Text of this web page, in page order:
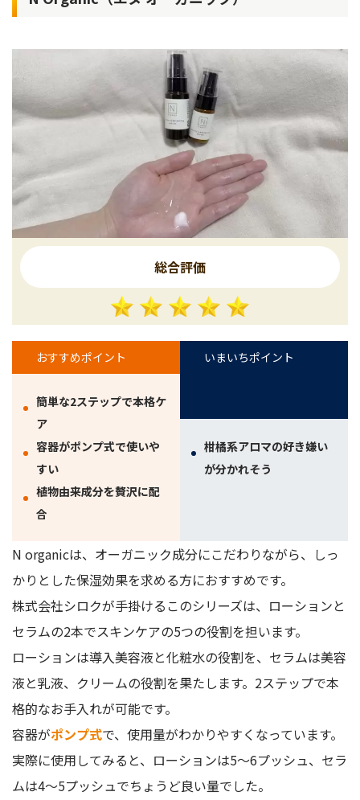
総合評価
おすすめポイント
簡単な2ステップで本格ケ
ア
容器がポンプ式で使いや
すい
植物由来成分を贅沢に配
合
いまいちポイント
柑橘系アロマの好き嫌い
が分かれそう
N organicは、オーガニック成分にこだわりながら、しっ
かりとした保湿効果を求める方におすすめです。
株式会社シロクが手掛けるこのシリーズは、ローションと
セラムの2本でスキンケアの5つの役割を担います。
ローションは導入美容液と化粧水の役割を、セラムは美容
液と乳液、クリームの役割を果たします。2ステップで本
格的なお手入れが可能です。
容器がポンプ式で、使用量がわかりやすくなっています。
実際に使用してみると、ローションは5〜6プッシュ、セラ
ムは4〜5プッシュでちょうど良い量でした。